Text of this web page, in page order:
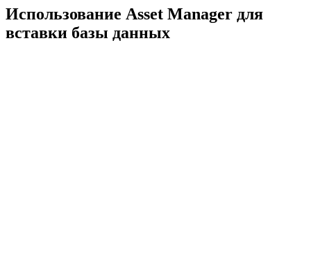
Использование Asset Manager для
вставки базы данных